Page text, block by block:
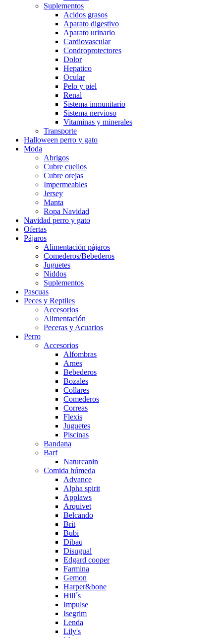
Suplementos
Acidos grasos
Aparato digestivo
Aparato urinario
Cardiovascular
Condroprotectores
Dolor
Hepatico
Ocular
Pelo y piel
Renal
Sistema inmunitario
Sistema nervioso
Vitaminas y minerales
Transporte
Halloween perro y gato
Moda
Abrigos
Cubre cuellos
Cubre orejas
Impermeables
Jersey
Manta
Ropa Navidad
Navidad perro y gato
Ofertas
Pájaros
Alimentación pájaros
Comederos/Bebederos
Juguetes
Niddos
Suplementos
Pascuas
Peces y Reptiles
Accesorios
Alimentación
Peceras y Acuarios
Perro
Accesorios
Alfombras
Arnes
Bebederos
Bozales
Collares
Comederos
Correas
Flexis
Juguetes
Piscinas
Bandana
Barf
Naturcanin
Comida húmeda
Advance
Alpha spirit
Applaws
Arquivet
Belcando
Brit
Bubi
Dibaq
Disugual
Edgard cooper
Farmina
Gemon
Harper&bone
Hill´s
Impulse
Isegrim
Lenda
Lily's